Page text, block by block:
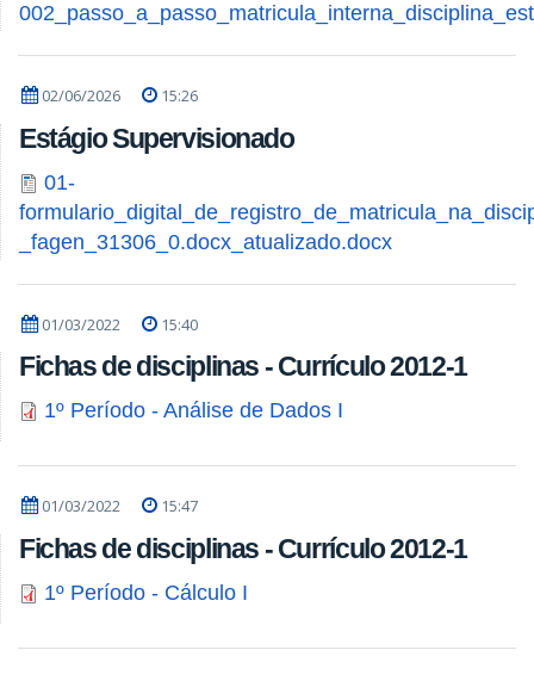
02/06/2026 15:26
Estágio Supervisionado
01-
_fagen_31306_0.docx_atualizado.docx
01/03/2022 15:40
Fichas de disciplinas - Currículo 2012-1
1º Período - Análise de Dados I
01/03/2022 15:47
Fichas de disciplinas - Currículo 2012-1
1º Período - Cálculo I